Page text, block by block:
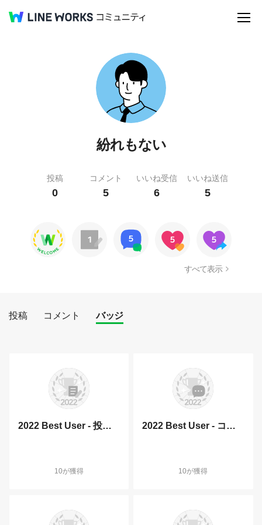
紛れもない
投稿
0
コメント
5
いいね受信
6
いいね送信
5
すべて表示
投稿 コメント バッジ
2022 Best User - 投稿部門
10が獲得
2022 Best User - コメント部門
10が獲得